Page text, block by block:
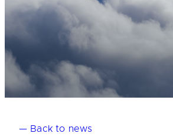
— Back to news